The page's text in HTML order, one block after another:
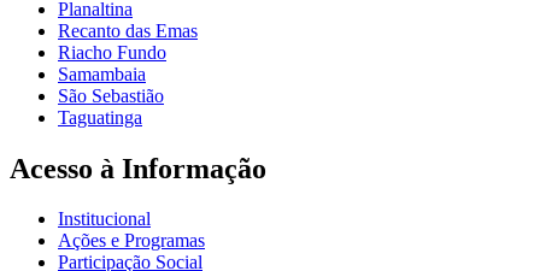
Planaltina
Recanto das Emas
Riacho Fundo
Samambaia
São Sebastião
Taguatinga
Acesso à Informação
Institucional
Ações e Programas
Participação Social